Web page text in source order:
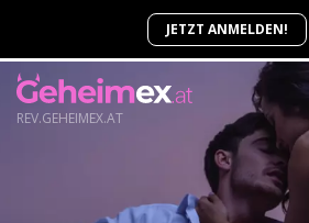
JETZT ANMELDEN!
REV.GEHEIMEX.AT